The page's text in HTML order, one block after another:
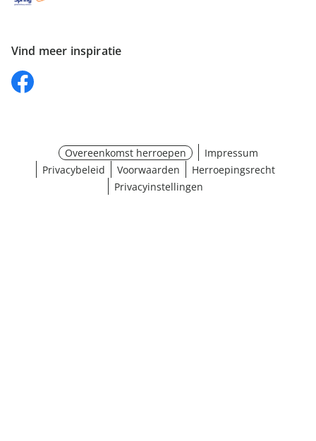
Vind meer inspiratie
Overeenkomst herroepen
Impressum
Privacybeleid
Voorwaarden
Herroepingsrecht
Privacyinstellingen